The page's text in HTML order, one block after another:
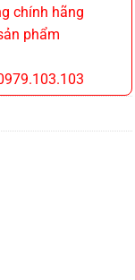
chính hãng
phẩm